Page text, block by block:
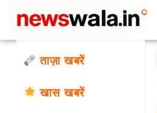
ताज़ा खबरें
खास खबरें